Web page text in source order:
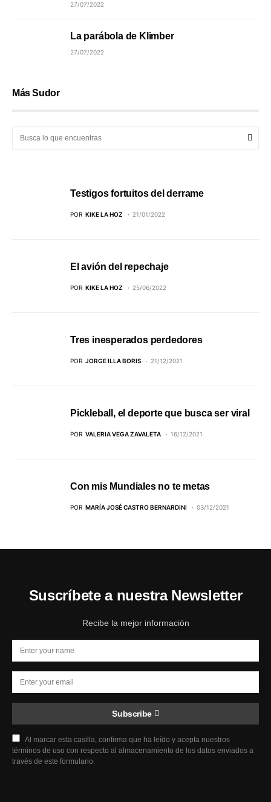
27/07/2022
La parábola de Klimber
27/07/2022
Más Sudor
Testigos fortuitos del derrame
POR KIKE LA HOZ 21/01/2022
El avión del repechaje
POR KIKE LA HOZ 25/06/2022
Tres inesperados perdedores
POR JORGE ILLA BORIS 21/12/2021
Pickleball, el deporte que busca ser viral
POR VALERIA VEGA ZAVALETA 16/12/2021
Con mis Mundiales no te metas
POR MARÍA JOSÉ CASTRO BERNARDINI 03/12/2021
Suscríbete a nuestra Newsletter
Recibe la mejor información
Subscribe
Al marcar esta casilla, confirma que ha leído y acepta nuestros
términos de uso con respecto al almacenamiento de los datos enviados a
través de este formulario.